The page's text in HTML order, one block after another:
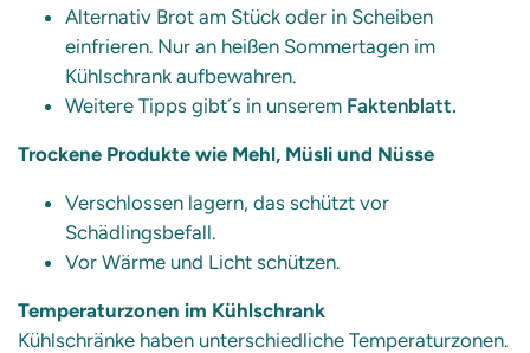
Alternativ Brot am Stück oder in Scheiben
einfrieren. Nur an heißen Sommertagen im
Kühlschrank aufbewahren.
Weitere Tipps gibt´s in unserem Faktenblatt.
Trockene Produkte wie Mehl, Müsli und Nüsse
Verschlossen lagern, das schützt vor
Schädlingsbefall.
Vor Wärme und Licht schützen.
Temperaturzonen im Kühlschrank
Kühlschränke haben unterschiedliche Temperaturzonen.